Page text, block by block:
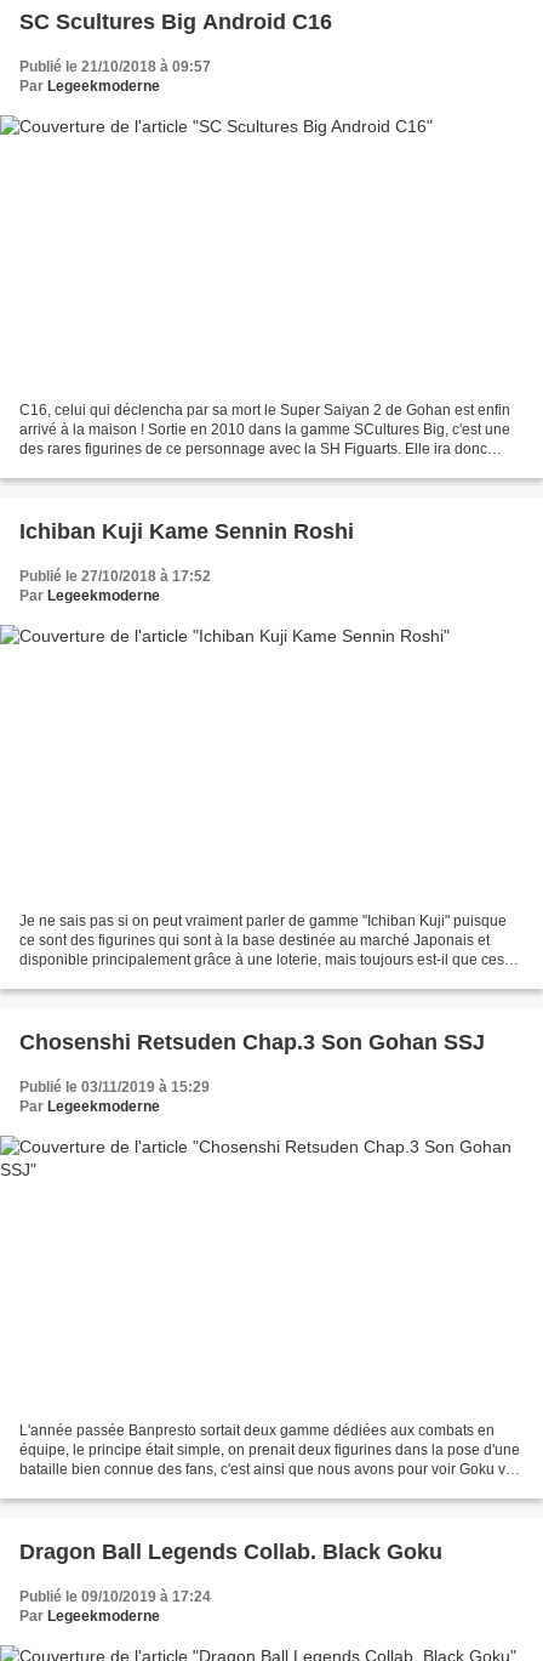
SC Scultures Big Android C16
Publié le 21/10/2018 à 09:57
Par Legeekmoderne
C16, celui qui déclencha par sa mort le Super Saiyan 2 de Gohan est enfin
arrivé à la maison ! Sortie en 2010 dans la gamme SCultures Big, c'est une
des rares figurines de ce personnage avec la SH Figuarts. Elle ira donc
Ichiban Kuji Kame Sennin Roshi
Publié le 27/10/2018 à 17:52
Par Legeekmoderne
Je ne sais pas si on peut vraiment parler de gamme "Ichiban Kuji" puisque
ce sont des figurines qui sont à la base destinée au marché Japonais et
disponible principalement grâce à une loterie, mais toujours est-il que ces
Chosenshi Retsuden Chap.3 Son Gohan SSJ
Publié le 03/11/2019 à 15:29
Par Legeekmoderne
L'année passée Banpresto sortait deux gamme dédiées aux combats en
équipe, le principe était simple, on prenait deux figurines dans la pose d'une
bataille bien connue des fans, c'est ainsi que nous avons pour voir Goku vs
Dragon Ball Legends Collab. Black Goku
Publié le 09/10/2019 à 17:24
Par Legeekmoderne